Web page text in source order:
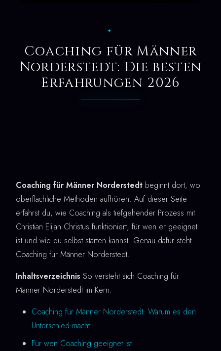
✦
Coaching für Männer
Norderstedt: Die besten
Erfahrungen 2026
Coaching für Männer Norderstedt beginnt dort, wo
oberflächliche Methoden aufhören. Auf dieser Seite
erfährst du, wie Coaching als tiefgehender Prozess mit
Christian Elijah Christus funktioniert, für wen er geeignet
ist und wie du selbst starten kannst. Genau dafür steht
Coaching für Männer Norderstedt.
Inhaltsverzeichnis So versteht sich Coaching für
Männer Norderstedt im Kern.
Coaching für Männer Norderstedt: Warum es den
Unterschied macht
Für wen Coaching geeignet ist